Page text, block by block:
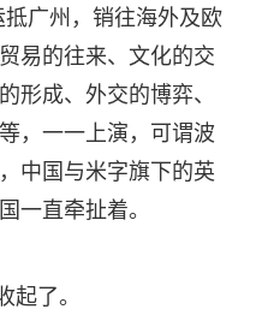
广州，销往海外及欧
易的往来、文化的交
形成、外交的博弈、
，一一上演，可谓波
中国与米字旗下的英
一直牵扯着。
起了。